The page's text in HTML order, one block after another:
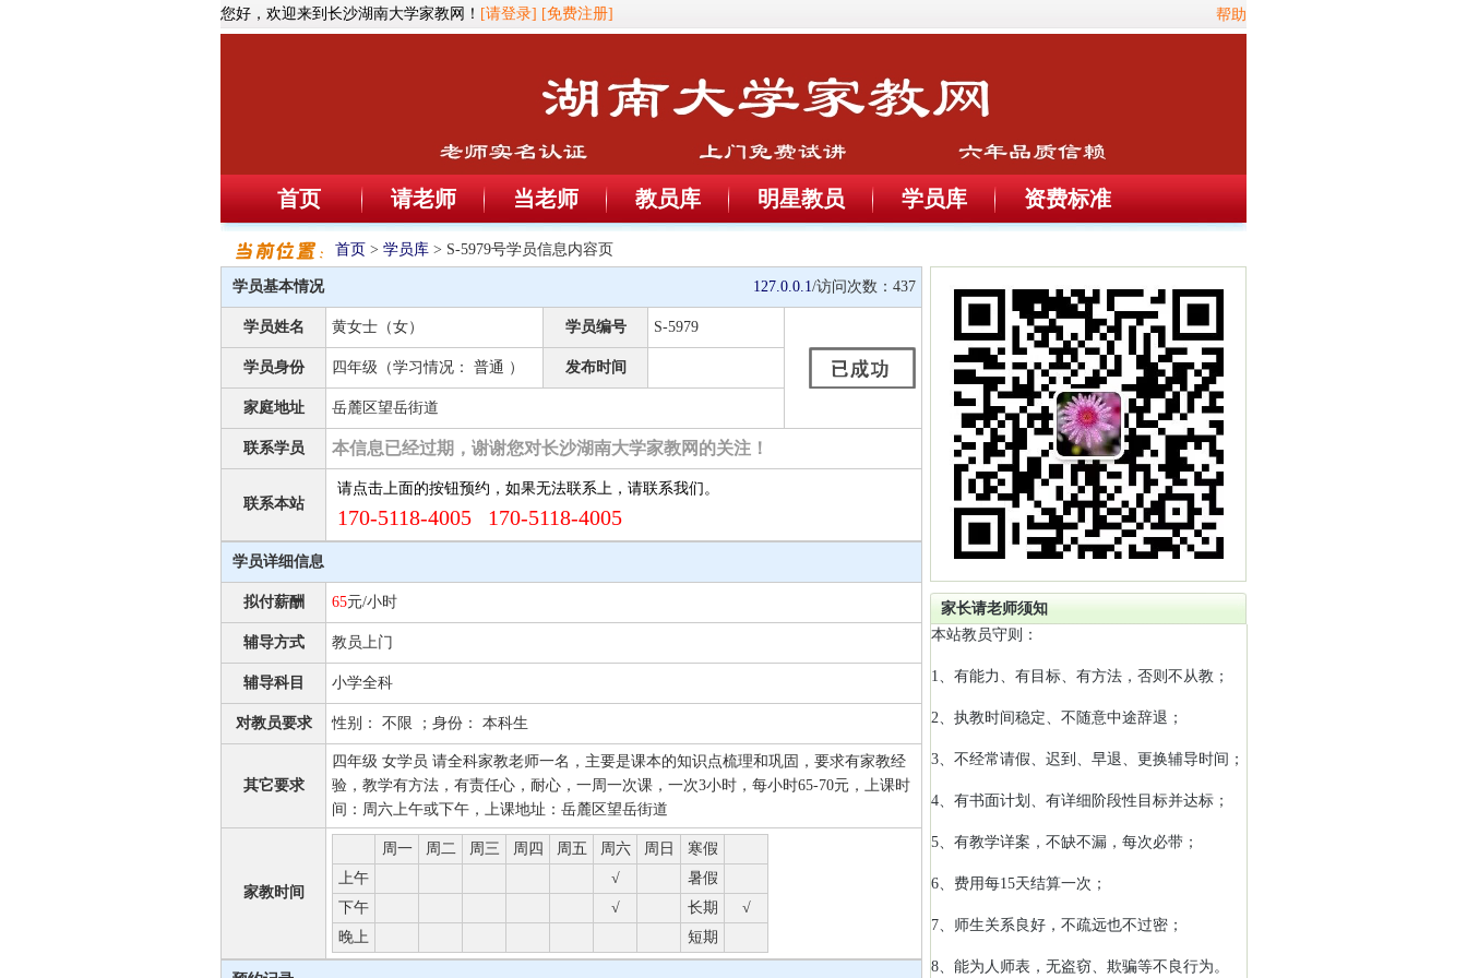
您好，欢迎来到长沙湖南大学家教网！ [请登录] [免费注册] 帮助
首页 请老师 当老师 教员库 明星教员 学员库 资费标准
首页 > 学员库 > S-5979号学员信息内容页
学员基本情况 127.0.0.1/访问次数： 437
学员姓名 黄女士（女） 学员编号 S-5979
学员身份 四年级（学习情况： 普通 ） 发布时间
家庭地址 岳麓区望岳街道
联系学员 本信息已经过期，谢谢您对长沙湖南大学家教网的关注！
联系本站
请点击上面的按钮预约，如果无法联系上，请联系我们。
170-5118-4005 170-5118-4005
学员详细信息
拟付薪酬 65元/小时
辅导方式 教员上门
辅导科目 小学全科
对教员要求 性别： 不限 ；身份： 本科生
其它要求
四年级 女学员 请全科家教老师一名，主要是课本的知识点梳理和巩固，要求有家教经
验，教学有方法，有责任心，耐心，一周一次课，一次3小时，每小时65-70元，上课时
间：周六上午或下午，上课地址：岳麓区望岳街道
家教时间
周一 周二 周三 周四 周五 周六 周日
寒假
上午
√
暑假
下午
√ 长期
√
晚上
短期
家长请老师须知
本站教员守则：
1、有能力、有目标、有方法，否则不从教；
2、执教时间稳定、不随意中途辞退；
3、不经常请假、迟到、早退、更换辅导时间；
4、有书面计划、有详细阶段性目标并达标；
5、有教学详案，不缺不漏，每次必带；
6、费用每15天结算一次；
7、师生关系良好，不疏远也不过密；
8、能为人师表，无盗窃、欺骗等不良行为。